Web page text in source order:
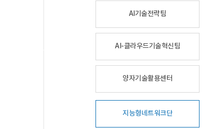
AI기술전략팀
AI-클라우드기술혁신팀
양자기술활용센터
지능형네트워크단